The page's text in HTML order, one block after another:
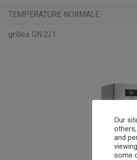
TEMPÉRATURE NORMALE
grilles GN 2/1
Our
and
some